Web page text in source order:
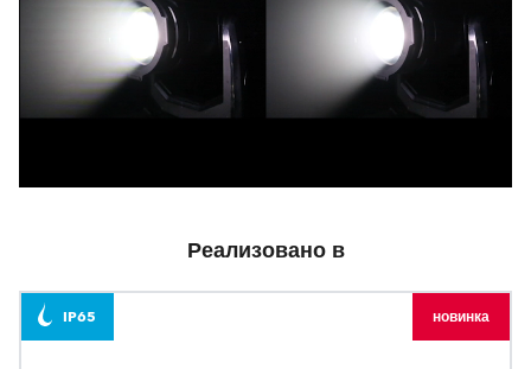
Реализовано в
IP65 новинка